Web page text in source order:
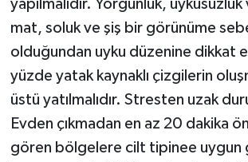
yapılmalıdır. Yorgunluk,
mat, soluk ve şiş bir görünüme
olduğundan uyku düzenine dikkat
yüzde yatak kaynaklı çizgilerin
üstü yatılmalıdır. Stresten uzak
Evden çıkmadan en az 20 dakika
gören bölgelere cilt tipinee uygun